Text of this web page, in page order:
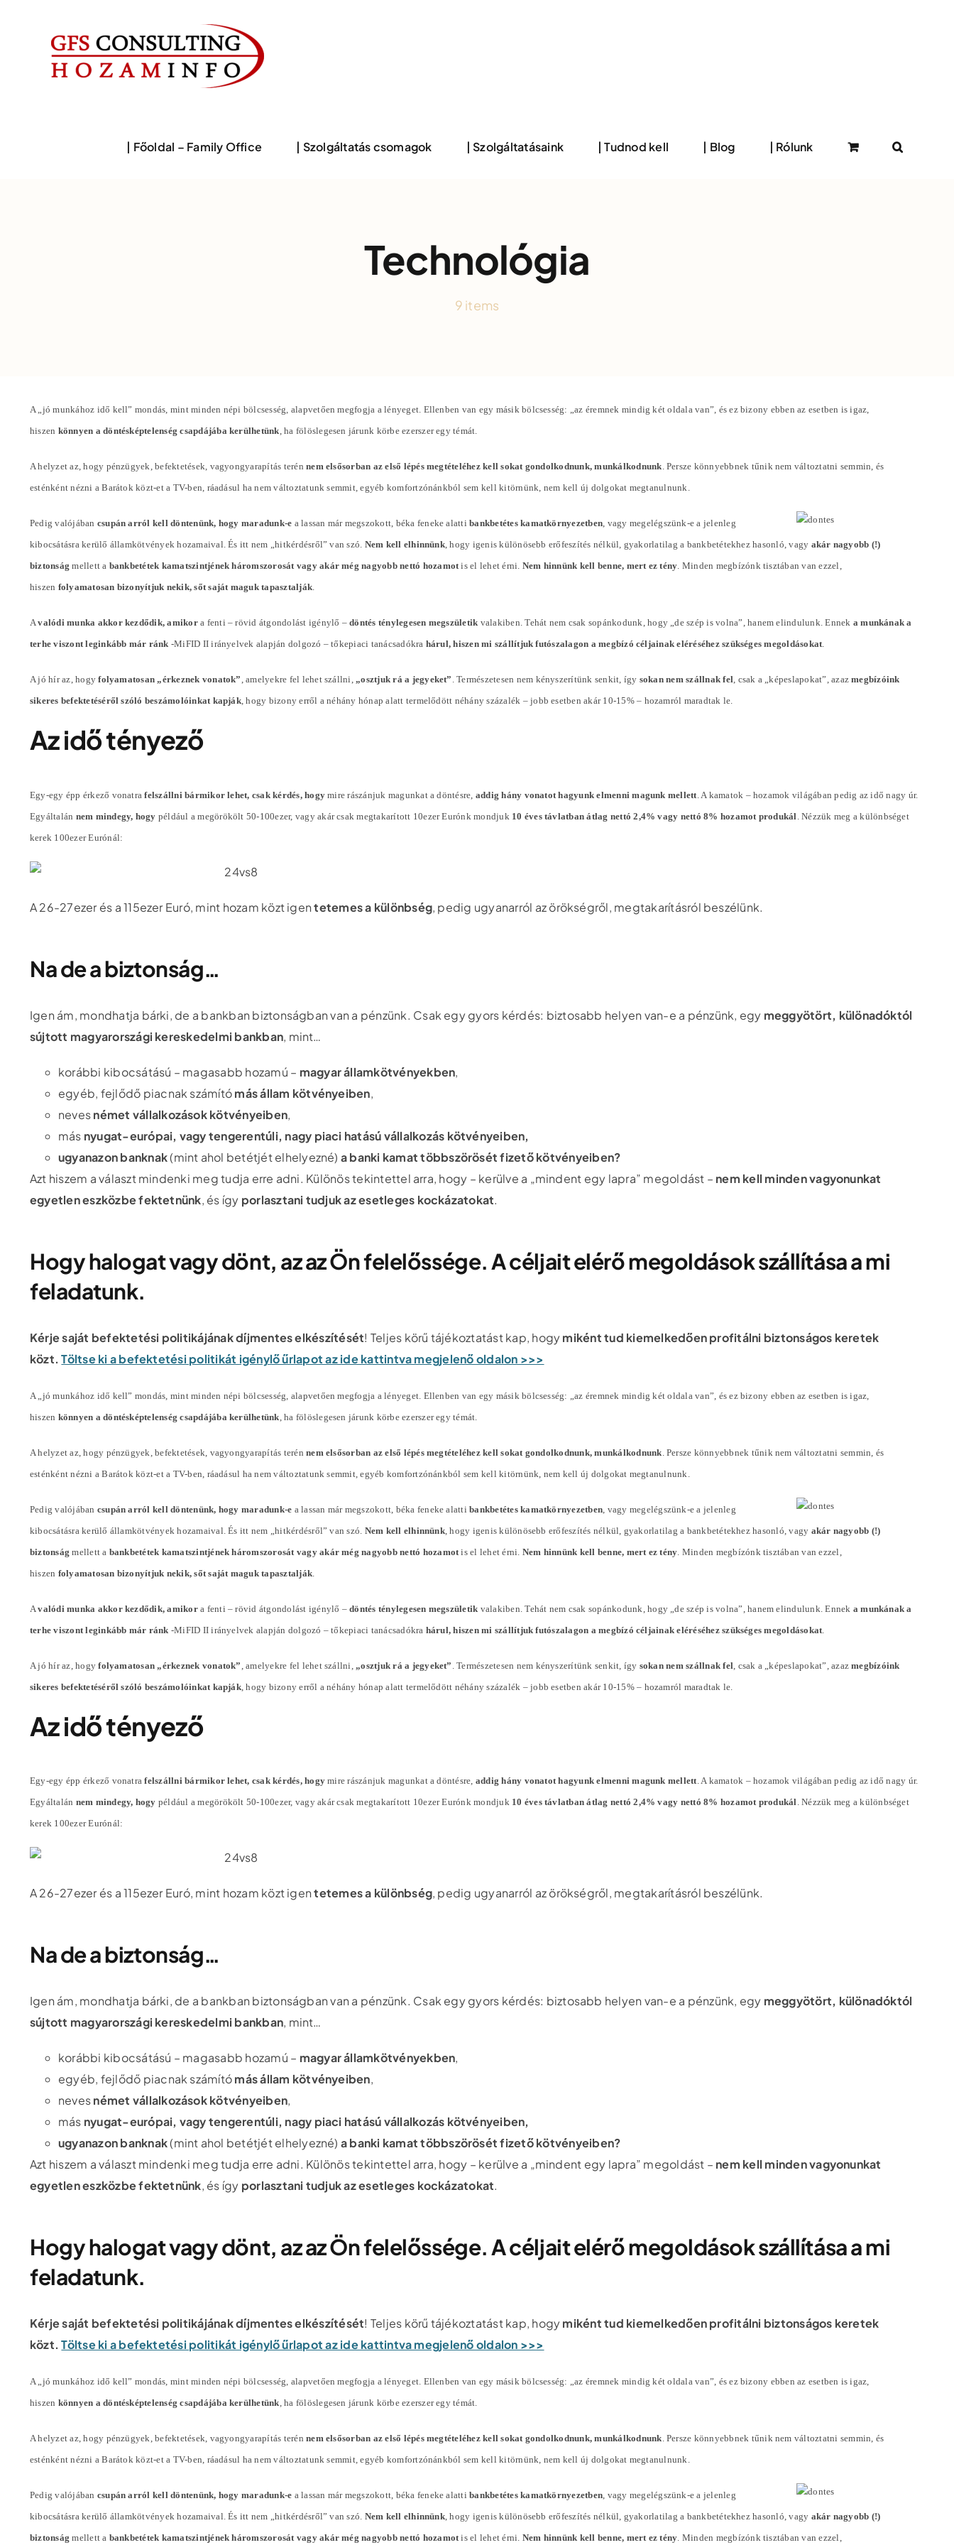
| Főoldal – Family Office | Szolgáltatás csomagok | Szolgáltatásaink | Tudnod kell | Blog | Rólunk
Technológia
9 items
A „jó munkához idő kell” mondás, mint minden népi bölcsesség, alapvetően megfogja a lényeget. Ellenben van egy másik bölcsesség: „az éremnek mindig két oldala van”, és ez bizony ebben az esetben is igaz,
hiszen könnyen a döntésképtelenség csapdájába kerülhetünk , ha fölöslegesen járunk körbe ezerszer egy témát.
A helyzet az, hogy pénzügyek, befektetések, vagyongyarapítás terénnem elsősorban az első lépés megtételéhez kell sokat gondolkodnunk, munkálkodnunk . Persze könnyebbnek tűnik nem változtatni semmin, és
esténként nézni a Barátok közt-et a TV-ben, ráadásul ha nem változtatunk semmit, egyéb komfortzónánkból sem kell kitörnünk, nem kell új dolgokat megtanulnunk.
Pedig valójában csupán arról kell döntenünk, hogy maradunk-e a lassan már megszokott, béka feneke alattibankbetétes kamatkörnyezetben , vagy megelégszünk-e a jelenleg
kibocsátásra kerülő államkötvények hozamaival. És itt nem „hitkérdésről” van szó. Nem kell elhinnünk, hogy igenis különösebb erőfeszítés nélkül, gyakorlatilag a bankbetétekhez hasonló, vagy akár nagyobb (!)
biztonság mellett a bankbetétek kamatszintjének háromszorosát vagy akár még nagyobb nettó hozamot is el lehet érni. Nem hinnünk kell benne, mert ez tény . Minden megbízónk tisztában van ezzel,
hiszen folyamatosan bizonyítjuk nekik, sőt saját maguk tapasztalják
Avalódi munka akkor kezdődik, amikora fenti – rövid átgondolást igénylő –döntés ténylegesen megszületik valakiben. Tehát nem csak sopánkodunk, hogy „de szép is volna”, hanem elindulunk. Ennek a munkának a
terhe viszont leginkább már ránk -MiFID II irányelvek alapján dolgozó – tőkepiaci tanácsadókra hárul, hiszen mi szállítjuk futószalagon a megbízó céljainak eléréséhez szükséges megoldásokat
A jó hír az, hogyfolyamatosan „érkeznek vonatok” , amelyekre fel lehet szállni,„osztjuk rá a jegyeket” . Természetesen nem kényszerítünk senkit, így sokan nem szállnak fel , csak a „képeslapokat”, azazmegbízóink
sikeres befektetéséről szóló beszámolóinkat kapják, hogy bizony erről a néhány hónap alatt termelődött néhányszázalék – jobb esetben akár 10-15% – hozamról maradtak le.
Az idő tényező
Egy-egy épp érkező vonatrafelszállni bármikor lehet, csak kérdés, hogy mire rászánjuk magunkat a döntésre, addig hány vonatot hagyunk elmenni magunk mellett . A kamatok – hozamok világában pedig az idő nagy úr.
Egyáltalán nem mindegy, hogy például a megörökölt 50-100ezer, vagy akár csak megtakarított 10ezer Eurónk mondjuk 10 éves távlatban átlag nettó 2,4% vagy nettó 8% hozamot produkál . Nézzük meg a különbséget
kerek 100ezer Eurónál:
A 26-27ezer és a 115ezer Euró, mint hozam közt igentetemes a különbség, pedig ugyanarról az örökségről, megtakarításról beszélünk.
Na de a biztonság…
Igen ám, mondhatja bárki, de a bankban biztonságban van a pénzünk. Csak egy gyors kérdés: biztosabb helyen van-e a pénzünk, egy meggyötört, különadóktól
sújtott magyarországi kereskedelmi bankban, mint…
korábbi kibocsátású – magasabb hozamú – magyar államkötvényekben,
egyéb, fejlődő piacnak számítómás állam kötvényeiben,
nevesnémet vállalkozások kötvényeiben,
más nyugat-európai, vagy tengerentúli, nagy piaci hatású vállalkozás kötvényeiben,
ugyanazon banknak(mint ahol betétjét elhelyezné) a banki kamat többszörösét fizető kötvényeiben?
Azt hiszem a választ mindenki meg tudja erre adni. Különös tekintettel arra, hogy – kerülve a „mindent egy lapra” megoldást – nem kell minden vagyonunkat
egyetlen eszközbe fektetnünk, és így porlasztani tudjuk az esetleges kockázatokat.
Hogy halogat vagy dönt, az az Ön felelőssége. A céljait elérő megoldások szállítása a mi
feladatunk.
Kérje saját befektetési politikájának díjmentes elkészítését! Teljes körű tájékoztatást kap, hogymiként tud kiemelkedően profitálni biztonságos keretek
közt. Töltse ki a befektetési politikát igénylő űrlapot az ide kattintva megjelenő oldalon >>>
A „jó munkához idő kell” mondás, mint minden népi bölcsesség, alapvetően megfogja a lényeget. Ellenben van egy másik bölcsesség: „az éremnek mindig két oldala van”, és ez bizony ebben az esetben is igaz,
hiszen könnyen a döntésképtelenség csapdájába kerülhetünk , ha fölöslegesen járunk körbe ezerszer egy témát.
A helyzet az, hogy pénzügyek, befektetések, vagyongyarapítás terénnem elsősorban az első lépés megtételéhez kell sokat gondolkodnunk, munkálkodnunk . Persze könnyebbnek tűnik nem változtatni semmin, és
esténként nézni a Barátok közt-et a TV-ben, ráadásul ha nem változtatunk semmit, egyéb komfortzónánkból sem kell kitörnünk, nem kell új dolgokat megtanulnunk.
Pedig valójában csupán arról kell döntenünk, hogy maradunk-e a lassan már megszokott, béka feneke alattibankbetétes kamatkörnyezetben , vagy megelégszünk-e a jelenleg
kibocsátásra kerülő államkötvények hozamaival. És itt nem „hitkérdésről” van szó. Nem kell elhinnünk, hogy igenis különösebb erőfeszítés nélkül, gyakorlatilag a bankbetétekhez hasonló, vagy akár nagyobb (!)
biztonság mellett a bankbetétek kamatszintjének háromszorosát vagy akár még nagyobb nettó hozamot is el lehet érni. Nem hinnünk kell benne, mert ez tény . Minden megbízónk tisztában van ezzel,
hiszen folyamatosan bizonyítjuk nekik, sőt saját maguk tapasztalják
Avalódi munka akkor kezdődik, amikora fenti – rövid átgondolást igénylő –döntés ténylegesen megszületik valakiben. Tehát nem csak sopánkodunk, hogy „de szép is volna”, hanem elindulunk. Ennek a munkának a
terhe viszont leginkább már ránk -MiFID II irányelvek alapján dolgozó – tőkepiaci tanácsadókra hárul, hiszen mi szállítjuk futószalagon a megbízó céljainak eléréséhez szükséges megoldásokat
A jó hír az, hogyfolyamatosan „érkeznek vonatok” , amelyekre fel lehet szállni,„osztjuk rá a jegyeket” . Természetesen nem kényszerítünk senkit, így sokan nem szállnak fel , csak a „képeslapokat”, azazmegbízóink
sikeres befektetéséről szóló beszámolóinkat kapják, hogy bizony erről a néhány hónap alatt termelődött néhányszázalék – jobb esetben akár 10-15% – hozamról maradtak le.
Az idő tényező
Egy-egy épp érkező vonatrafelszállni bármikor lehet, csak kérdés, hogy mire rászánjuk magunkat a döntésre, addig hány vonatot hagyunk elmenni magunk mellett. A kamatok – hozamok világában pedig az idő nagy úr.
Egyáltalán nem mindegy, hogy például a megörökölt 50-100ezer, vagy akár csak megtakarított 10ezer Eurónk mondjuk 10 éves távlatban átlag nettó 2,4% vagy nettó 8% hozamot produkál. Nézzük meg a különbséget
kerek 100ezer Eurónál:
A 26-27ezer és a 115ezer Euró, mint hozam közt igentetemes a különbség, pedig ugyanarról az örökségről, megtakarításról beszélünk.
Na de a biztonság…
Igen ám, mondhatja bárki, de a bankban biztonságban van a pénzünk. Csak egy gyors kérdés: biztosabb helyen van-e a pénzünk, egy meggyötört, különadóktól
sújtott magyarországi kereskedelmi bankban, mint…
korábbi kibocsátású – magasabb hozamú – magyar államkötvényekben,
egyéb, fejlődő piacnak számítómás állam kötvényeiben,
nevesnémet vállalkozások kötvényeiben,
más nyugat-európai, vagy tengerentúli, nagy piaci hatású vállalkozás kötvényeiben,
ugyanazon banknak(mint ahol betétjét elhelyezné) a banki kamat többszörösét fizető kötvényeiben?
Azt hiszem a választ mindenki meg tudja erre adni. Különös tekintettel arra, hogy – kerülve a „mindent egy lapra” megoldást – nem kell minden vagyonunkat
egyetlen eszközbe fektetnünk, és így porlasztani tudjuk az esetleges kockázatokat.
Hogy halogat vagy dönt, az az Ön felelőssége. A céljait elérő megoldások szállítása a mi
feladatunk.
Kérje saját befektetési politikájának díjmentes elkészítését! Teljes körű tájékoztatást kap, hogymiként tud kiemelkedően profitálni biztonságos keretek
közt. Töltse ki a befektetési politikát igénylő űrlapot az ide kattintva megjelenő oldalon >>>
A „jó munkához idő kell” mondás, mint minden népi bölcsesség, alapvetően megfogja a lényeget. Ellenben van egy másik bölcsesség: „az éremnek mindig két oldala van”, és ez bizony ebben az esetben is igaz,
hiszen könnyen a döntésképtelenség csapdájába kerülhetünk, ha fölöslegesen járunk körbe ezerszer egy témát.
A helyzet az, hogy pénzügyek, befektetések, vagyongyarapítás terénnem elsősorban az első lépés megtételéhez kell sokat gondolkodnunk, munkálkodnunk. Persze könnyebbnek tűnik nem változtatni semmin, és
esténként nézni a Barátok közt-et a TV-ben, ráadásul ha nem változtatunk semmit, egyéb komfortzónánkból sem kell kitörnünk, nem kell új dolgokat megtanulnunk.
Pedig valójában csupán arról kell döntenünk, hogy maradunk-e a lassan már megszokott, béka feneke alattibankbetétes kamatkörnyezetben, vagy megelégszünk-e a jelenleg
kibocsátásra kerülő államkötvények hozamaival. És itt nem „hitkérdésről” van szó. Nem kell elhinnünk, hogy igenis különösebb erőfeszítés nélkül, gyakorlatilag a bankbetétekhez hasonló, vagy akár nagyobb (!)
biztonság mellett a bankbetétek kamatszintjének háromszorosát vagy akár még nagyobb nettó hozamotis el lehet érni. Nem hinnünk kell benne, mert ez tény. Minden megbízónk tisztában van ezzel,